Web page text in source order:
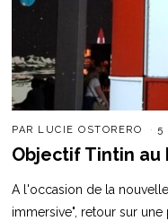
PAR LUCIE OSTORERO 5
Objectif Tintin au
A l'occasion de la
immersive", retour sur